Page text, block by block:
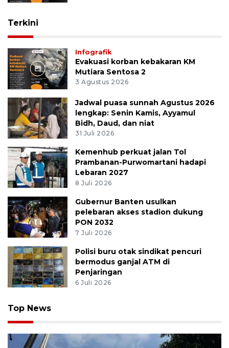
Terkini
Infografik
Evakuasi korban kebakaran KM
Mutiara Sentosa 2
3 Agustus 2026
Jadwal puasa sunnah Agustus 2026
lengkap: Senin Kamis, Ayyamul
Bidh, Daud, dan niat
31 Juli 2026
Kemenhub perkuat jalan Tol
Prambanan-Purwomartani hadapi
Lebaran 2027
8 Juli 2026
Gubernur Banten usulkan
pelebaran akses stadion dukung
PON 2032
7 Juli 2026
Polisi buru otak sindikat pencuri
bermodus ganjal ATM di
Penjaringan
6 Juli 2026
Top News